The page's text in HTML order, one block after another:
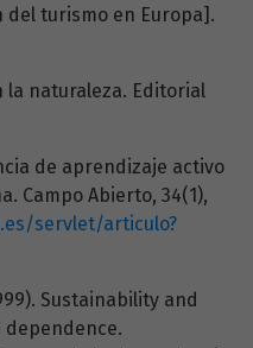
del turismo en Europa].
la naturaleza. Editorial
de aprendizaje activo
Campo Abierto, 34(1),
servlet/articulo?
Sustainability and
dependence.